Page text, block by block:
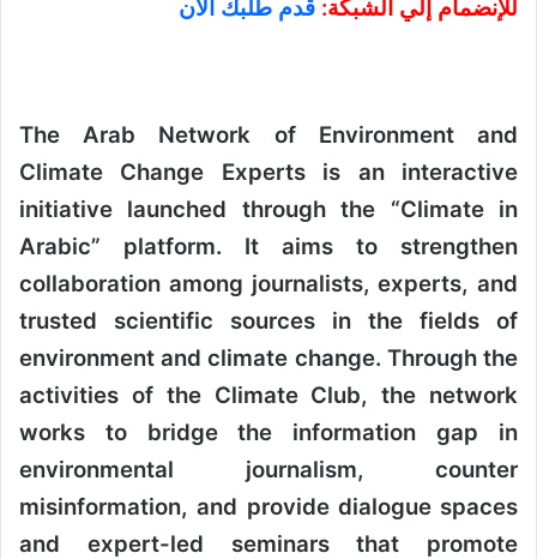
للإنضمام إلي الشبكة: قدم طلبك الآن
The Arab Network of Environment and
Climate Change Experts is an interactive
initiative launched through the “Climate in
Arabic” platform. It aims to strengthen
collaboration among journalists, experts, and
trusted scientific sources in the fields of
environment and climate change. Through the
activities of the Climate Club, the network
works to bridge the information gap in
environmental journalism, counter
misinformation, and provide dialogue spaces
and expert-led seminars that promote